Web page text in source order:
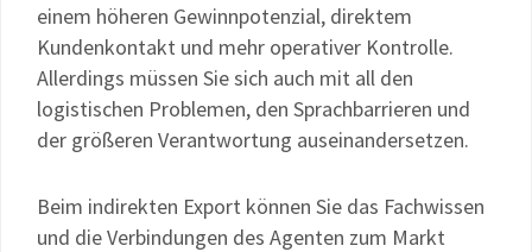
einem höheren Gewinnpotenzial, direktem
Kundenkontakt und mehr operativer Kontrolle.
Allerdings müssen Sie sich auch mit all den
logistischen Problemen, den Sprachbarrieren und
der größeren Verantwortung auseinandersetzen.
Beim indirekten Export können Sie das Fachwissen
und die Verbindungen des Agenten zum Markt